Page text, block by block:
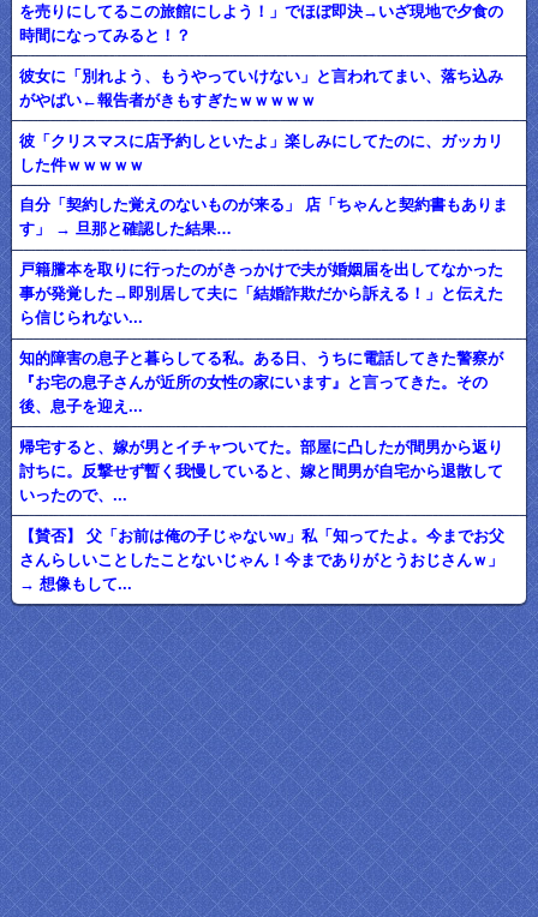
を売りにしてるこの旅館にしよう！」でほぼ即決→いざ現地で夕食の
時間になってみると！？
彼女に「別れよう、もうやっていけない」と言われてまい、落ち込み
がやばい←報告者がきもすぎたｗｗｗｗｗ
彼「クリスマスに店予約しといたよ」楽しみにしてたのに、ガッカリ
した件ｗｗｗｗｗ
自分「契約した覚えのないものが来る」 店「ちゃんと契約書もありま
す」 → 旦那と確認した結果…
戸籍謄本を取りに行ったのがきっかけで夫が婚姻届を出してなかった
事が発覚した→即別居して夫に「結婚詐欺だから訴える！」と伝えた
ら信じられない...
知的障害の息子と暮らしてる私。ある日、うちに電話してきた警察が
『お宅の息子さんが近所の女性の家にいます』と言ってきた。その
後、息子を迎え...
帰宅すると、嫁が男とイチャついてた。部屋に凸したが間男から返り
討ちに。反撃せず暫く我慢していると、嫁と間男が自宅から退散して
いったので、...
【賛否】 父「お前は俺の子じゃないw」私「知ってたよ。今までお父
さんらしいことしたことないじゃん！今までありがとうおじさんｗ」
→ 想像もして...